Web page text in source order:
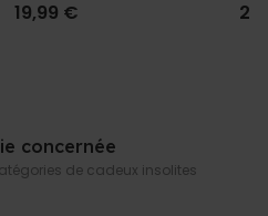
19,99 €
concernée
de cadeux insolites